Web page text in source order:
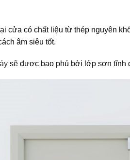
cửa có chất liệu từ thép nguyên
âm siêu tốt.
sẽ được bao phủ bởi lớp sơn tĩnh